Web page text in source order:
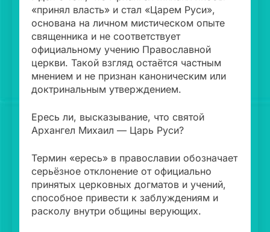
«принял власть» и стал «Царем Руси»,
основана на личном мистическом опыте
священника и не соответствует
официальному учению Православной
церкви. Такой взгляд остаётся частным
мнением и не признан каноническим или
доктринальным утверждением.
Ересь ли, высказывание, что святой
Архангел Михаил — Царь Руси?
Термин «ересь» в православии обозначает
серьёзное отклонение от официально
принятых церковных догматов и учений,
способное привести к заблуждениям и
расколу внутри общины верующих.